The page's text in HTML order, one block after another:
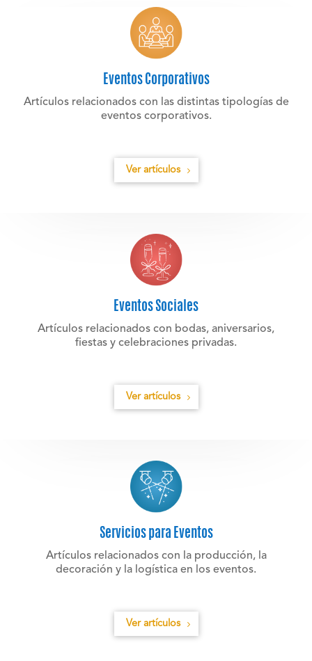
Eventos Corporativos
Artículos relacionados con las distintas tipologías de
eventos corporativos.
Ver artículos
Eventos Sociales
Artículos relacionados con bodas, aniversarios,
fiestas y celebraciones privadas.
Ver artículos
Servicios para Eventos
Artículos relacionados con la producción, la
decoración y la logística en los eventos.
Ver artículos